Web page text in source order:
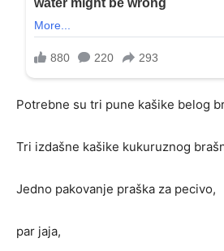
Potrebne su tri pune kašike belog
Tri izdašne kašike kukuruznog
Jedno pakovanje praška za pecivo,
par jaja,